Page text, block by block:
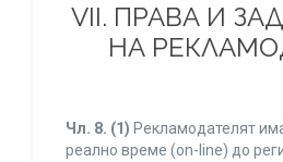
VII. ПРАВА И
НА
Чл. 8. (1) Рекламодателят
реално време (on-line) до